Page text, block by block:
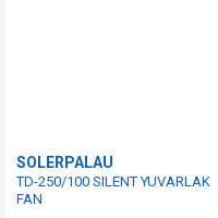
SOLERPALAU
TD-250/100 SILENT YUVARLAK
FAN